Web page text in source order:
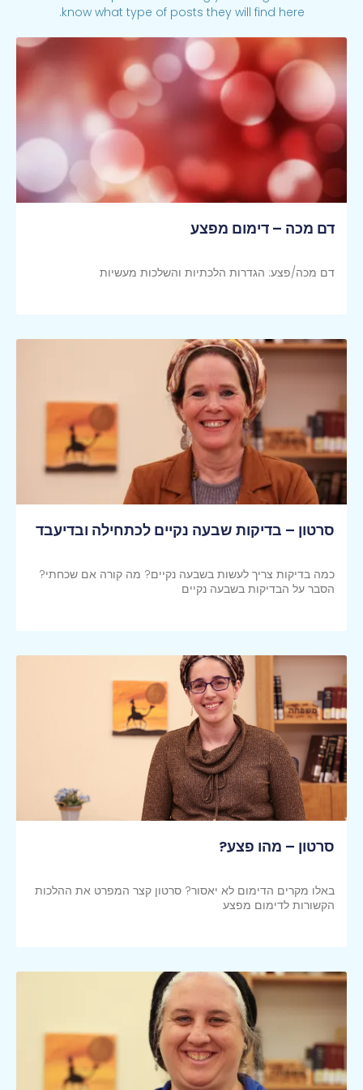
know what type of posts they will find here.
דם מכה – דימום מפצע
דם מכה/פצע: הגדרות הלכתיות והשלכות מעשיות
סרטון – בדיקות שבעה נקיים לכתחילה ובדיעבד
כמה בדיקות צריך לעשות בשבעה נקיים? מה קורה אם שכחתי?
הסבר על הבדיקות בשבעה נקיים
סרטון – מהו פצע?
באלו מקרים הדימום לא יאסור? סרטון קצר המפרט את ההלכות
הקשורות לדימום מפצע